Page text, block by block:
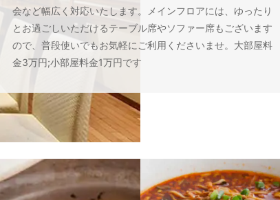
会など幅広く対応いたします。メインフロアには、ゆったり
とお過ごしいただけるテーブル席やソファー席もございます
ので、普段使いでもお気軽にご利用くださいませ。大部屋料
金3万円;小部屋料金1万円です